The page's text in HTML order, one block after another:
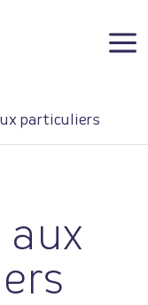
a
particuliers
aux